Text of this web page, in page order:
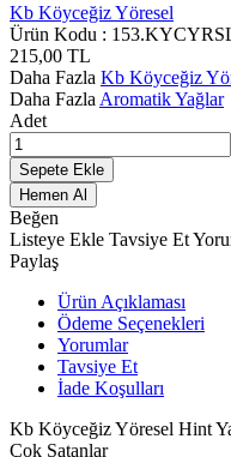
Kb Köyceğiz Yöresel
Ürün Kodu :
215,00 TL
Daha Fazla Kb Köyceğiz
Daha Fazla Aromatik Yağlar
Adet
Sepete Ekle
Hemen Al
Beğen
Listeye Ekle Tavsiye Et
Paylaş
Ürün Açıklaması
Ödeme Seçenekleri
Yorumlar
Tavsiye Et
İade Koşulları
Kb Köyceğiz Yöresel Hint
Çok Satanlar